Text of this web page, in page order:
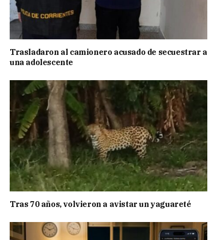
Trasladaron al camionero acusado de secuestrar a
una adolescente
Tras 70 años, volvieron a avistar un yaguareté